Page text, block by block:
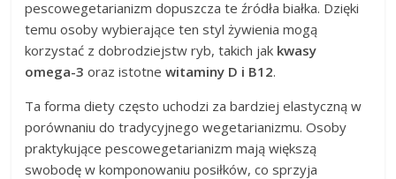
pescowegetarianizm dopuszcza te źródła białka. Dzięki
temu osoby wybierające ten styl żywienia mogą
korzystać z dobrodziejstw ryb, takich jak kwasy
omega-3 oraz istotnewitaminy D i B12.
Ta forma diety często uchodzi za bardziej elastyczną w
porównaniu do tradycyjnego wegetarianizmu. Osoby
praktykujące pescowegetarianizm mają większą
swobodę w komponowaniu posiłków, co sprzyja